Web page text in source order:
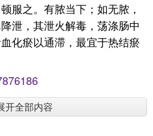
服之。有脓当下；如无脓，
泄，其泄火解毒，荡涤肠中
化瘀以通滞，最宜于热结瘀
开全部内容